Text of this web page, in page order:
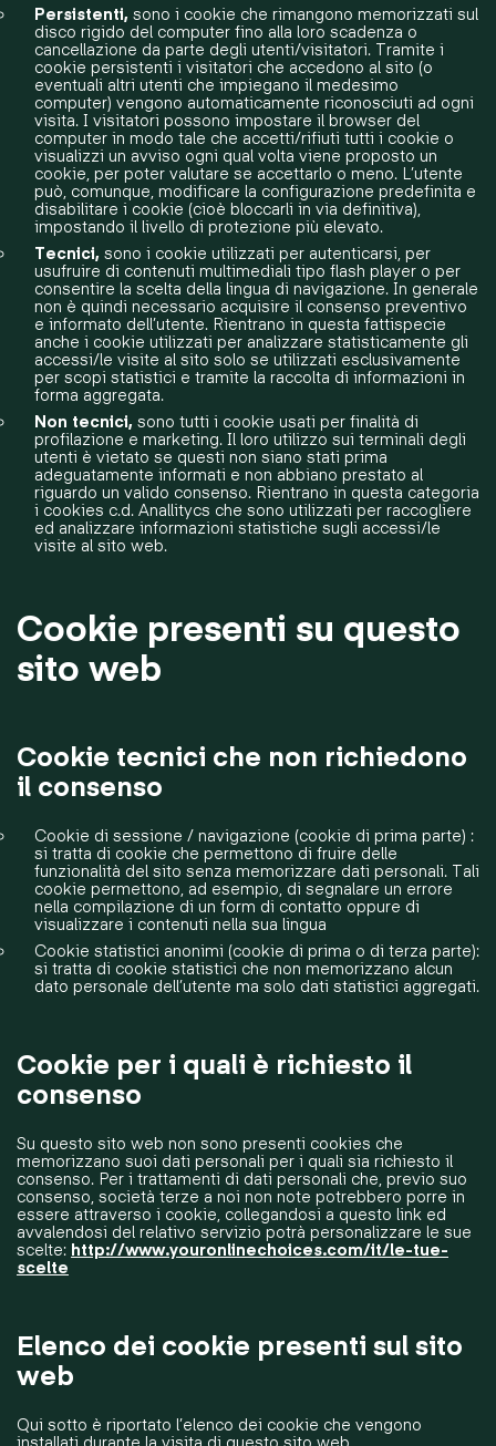
Persistenti, sono i cookie che rimangono memorizzati sul
disco rigido del computer fino alla loro scadenza o
cancellazione da parte degli utenti/visitatori. Tramite i
cookie persistenti i visitatori che accedono al sito (o
eventuali altri utenti che impiegano il medesimo
computer) vengono automaticamente riconosciuti ad ogni
visita. I visitatori possono impostare il browser del
computer in modo tale che accetti/rifiuti tutti i cookie o
visualizzi un avviso ogni qual volta viene proposto un
cookie, per poter valutare se accettarlo o meno. L’utente
può, comunque, modificare la configurazione predefinita e
disabilitare i cookie (cioè bloccarli in via definitiva),
impostando il livello di protezione più elevato.
Tecnici, sono i cookie utilizzati per autenticarsi, per
usufruire di contenuti multimediali tipo flash player o per
consentire la scelta della lingua di navigazione. In generale
non è quindi necessario acquisire il consenso preventivo
e informato dell’utente. Rientrano in questa fattispecie
anche i cookie utilizzati per analizzare statisticamente gli
accessi/le visite al sito solo se utilizzati esclusivamente
per scopi statistici e tramite la raccolta di informazioni in
forma aggregata.
Non tecnici, sono tutti i cookie usati per finalità di
profilazione e marketing. Il loro utilizzo sui terminali degli
utenti è vietato se questi non siano stati prima
adeguatamente informati e non abbiano prestato al
riguardo un valido consenso. Rientrano in questa categoria
i cookies c.d. Anallitycs che sono utilizzati per raccogliere
ed analizzare informazioni statistiche sugli accessi/le
visite al sito web.
Cookie presenti su questo
sito web
Cookie tecnici che non richiedono
il consenso
Cookie di sessione / navigazione (cookie di prima parte) :
si tratta di cookie che permettono di fruire delle
funzionalità del sito senza memorizzare dati personali. Tali
cookie permettono, ad esempio, di segnalare un errore
nella compilazione di un form di contatto oppure di
visualizzare i contenuti nella sua lingua
Cookie statistici anonimi (cookie di prima o di terza parte):
si tratta di cookie statistici che non memorizzano alcun
dato personale dell’utente ma solo dati statistici aggregati.
Cookie per i quali è richiesto il
consenso
Su questo sito web non sono presenti cookies che
memorizzano suoi dati personali per i quali sia richiesto il
consenso. Per i trattamenti di dati personali che, previo suo
consenso, società terze a noi non note potrebbero porre in
essere attraverso i cookie, collegandosi a questo link ed
avvalendosi del relativo servizio potrà personalizzare le sue
scelte: http://www.youronlinechoices.com/it/le-tue-
scelte
Elenco dei cookie presenti sul sito
web
Qui sotto è riportato l’elenco dei cookie che vengono